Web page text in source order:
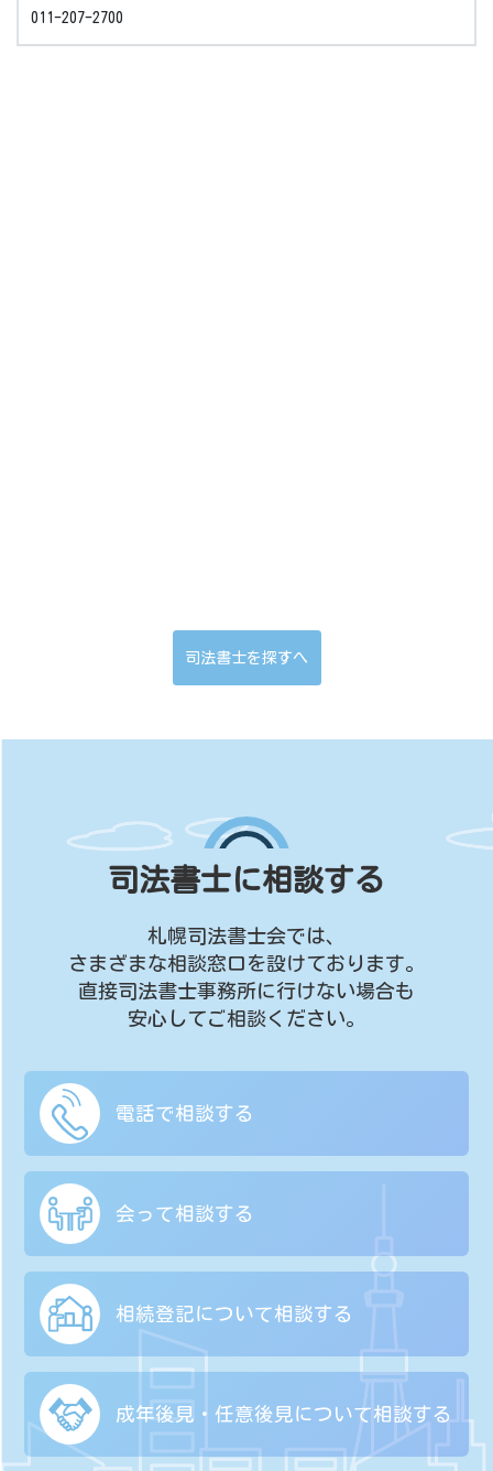
011-207-2700
司法書士を探すへ
司法書士に相談する
札幌司法書士会では、
さまざまな相談窓口を設けております。
直接司法書士事務所に行けない場合も
安心してご相談ください。
電話で相談する
会って相談する
相続登記について相談する
成年後見・任意後見について相談する